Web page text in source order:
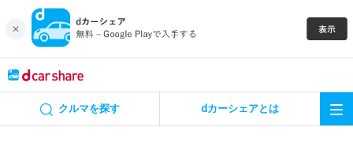
クルマを探す dカーシェアとは
カーシェア